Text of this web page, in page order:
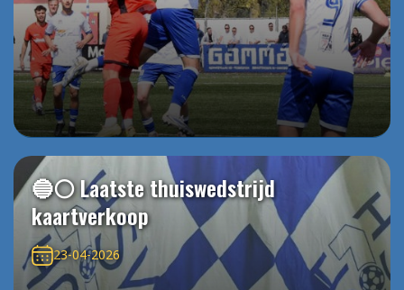
🔵⚪️ Laatste thuiswedstrijd
kaartverkoop
23-04-2026